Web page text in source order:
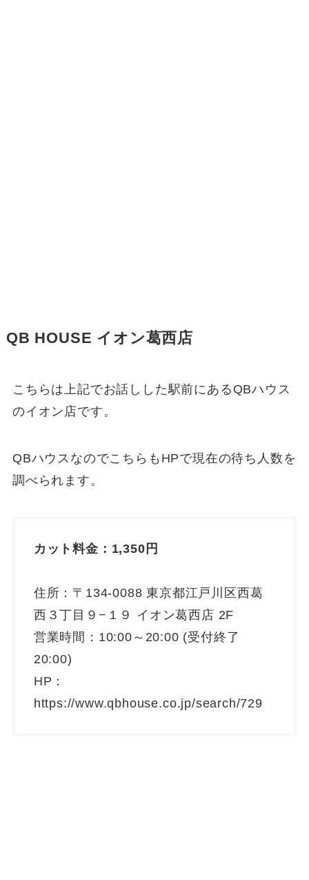
QB HOUSE イオン葛西店
こちらは上記でお話しした駅前にあるQBハウス
のイオン店です。
QBハウスなのでこちらもHPで現在の待ち人数を
調べられます。
カット料金：1,350円
住所：〒134-0088 東京都江戸川区西葛
西３丁目９−１９ イオン葛西店 2F
営業時間：10:00～20:00 (受付終了
20:00)
HP：
https://www.qbhouse.co.jp/search/729